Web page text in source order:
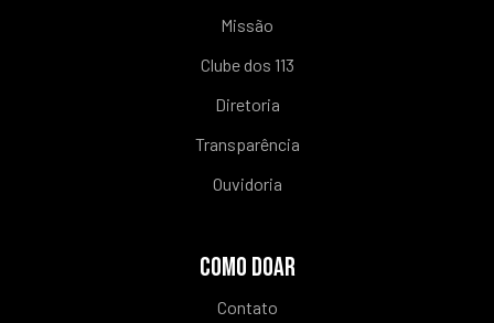
Missão
Clube dos 113
Diretoria
Transparência
Ouvidoria
COMO DOAR
Contato